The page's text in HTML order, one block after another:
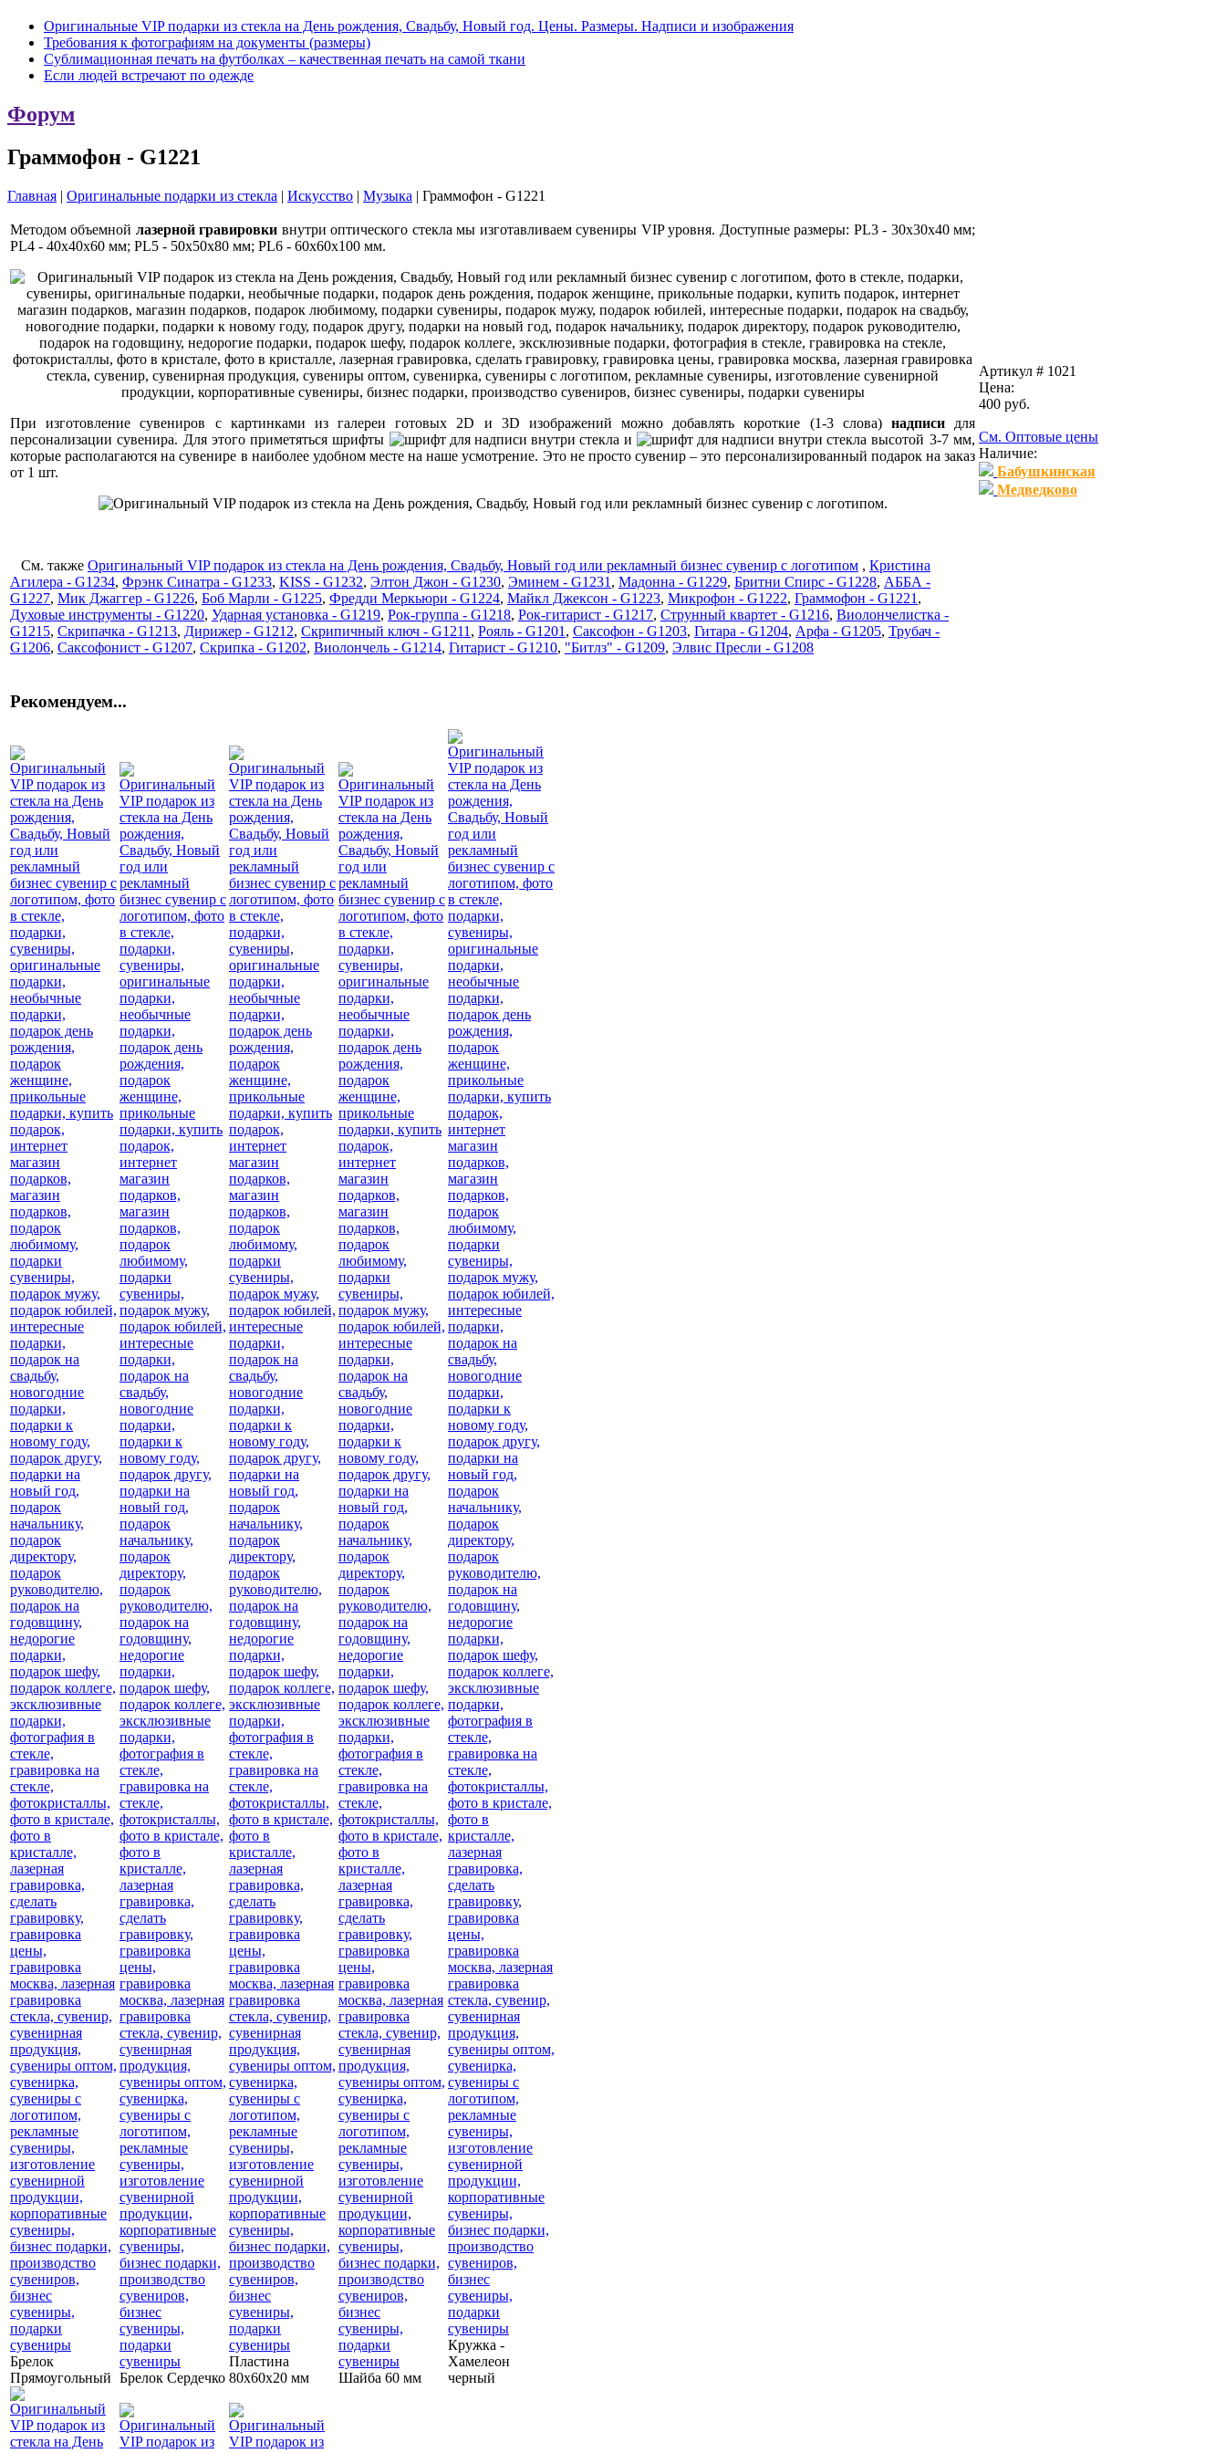
Оригинальные VIP подарки из стекла на День рождения, Свадьбу, Новый год. Цены. Размеры. Надписи и изображения
Требования к фотографиям на документы (размеры)
Сублимационная печать на футболках – качественная печать на самой ткани
Если людей встречают по одежде
Форум
Граммофон - G1221
Главная | Оригинальные подарки из стекла | Искусство | Музыка | Граммофон - G1221
Методом объемной лазерной гравировки внутри оптического стекла мы изготавливаем сувениры VIP уровня. Доступные размеры: PL3 - 30x30x40 мм;
PL4 - 40x40x60 мм; PL5 - 50x50x80 мм; PL6 - 60x60x100 мм.
При изготовление сувениров с картинками из галереи готовых 2D и 3D изображений можно добавлять короткие (1-3 слова) надписидля
персонализации сувенира. Для этого приметяться шрифты
и
высотой 3-7 мм,
которые располагаются на сувенире в наиболее удобном месте на наше усмотрение. Это не просто сувенир – это персонализированный подарок на заказ
от 1 шт.
См. также Оригинальный VIP подарок из стекла на День рождения, Свадьбу, Новый год или рекламный бизнес сувенир с логотипом , Кристина
Агилера - G1234, Фрэнк Синатра - G1233, KISS - G1232, Элтон Джон - G1230, Эминем - G1231 , Мадонна - G1229, Бритни Спирс - G1228, АББА -
G1227, Мик Джаггер - G1226, Боб Марли - G1225, Фредди Меркьюри - G1224, Майкл Джексон - G1223, Микрофон - G1222, Граммофон - G1221 ,
Духовые инструменты - G1220, Ударная установка - G1219, Рок-группа - G1218, Рок-гитарист - G1217, Струнный квартет - G1216, Виолончелистка -
G1215, Скрипачка - G1213, Дирижер - G1212, Скрипичный ключ - G1211 , Рояль - G1201 , Саксофон - G1203, Гитара - G1204, Арфа - G1205, Трубач -
G1206, Саксофонист - G1207, Скрипка - G1202, Виолончель - G1214, Гитарист - G1210, "Битлз" - G1209, Элвис Пресли - G1208
Артикул # 1021
Цена:
400 pуб.
См. Оптовые цены
Наличие:
Бабушкинская
Медведково
Рекомендуем...
Брелок
Прямоугольный Брелок Сердечко
Пластина
80х60х20 мм
Шайба 60 мм
Кружка -
Хамелеон
черный